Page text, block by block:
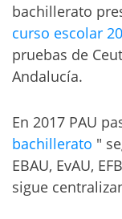
bachillerato
curso escolar
pruebas de
Andalucía.
En 2017 PAU
bachillerato "
EBAU, EvAU,
sigue